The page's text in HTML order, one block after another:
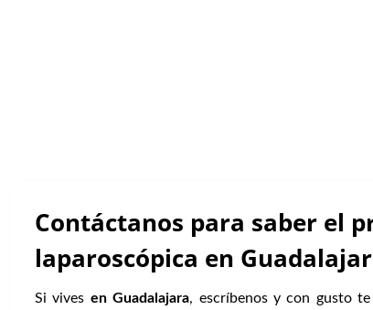
Contáctanos para saber el
laparoscópica en
Si vives en Guadalajara, escríbenos y con gusto